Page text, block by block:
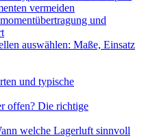
vermeiden
und
auswählen: Maße, Einsatz
und typische
offen? Die richtige
welche Lagerluft sinnvoll